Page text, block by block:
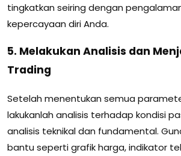
tingkatkan seiring dengan
kepercayaan diri Anda.
5. Melakukan Analisis dan
Trading
Setelah menentukan semua
lakukanlah analisis terhadap kondisi
analisis teknikal dan fundamental.
bantu seperti grafik harga, indikator